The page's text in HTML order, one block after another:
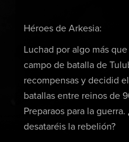
Héroes de Arkesia:
Luchad por algo más
campo de batalla de
recompensas y decidid
batallas entre reinos de
Preparaos para la
desataréis la rebelión?